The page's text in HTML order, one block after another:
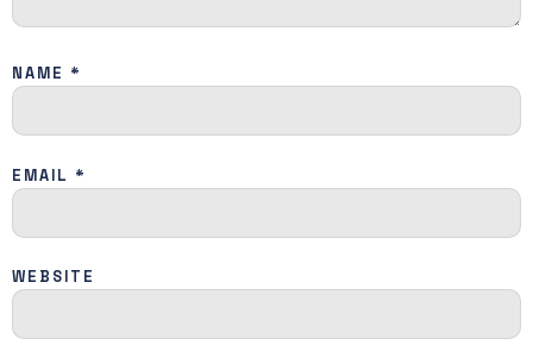
NAME *
EMAIL *
WEBSITE